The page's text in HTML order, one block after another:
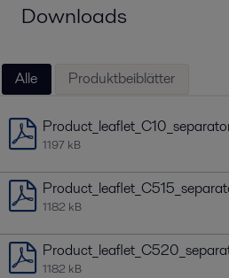
Downloads
Alle Produktbeiblätter
1197 kB
1182 kB
1182 kB